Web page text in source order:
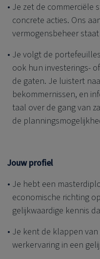
Je zet de commerciële
concrete acties. Ons
vermogensbeheer
Je volgt de
ook hun investerings-
de gaten. Je luistert
bekommernissen, en
taal over de gang van
de
Jouw profiel
Je hebt een
economische richting
gelijkwaardige kennis
Je kent de klappen van
werkervaring in een